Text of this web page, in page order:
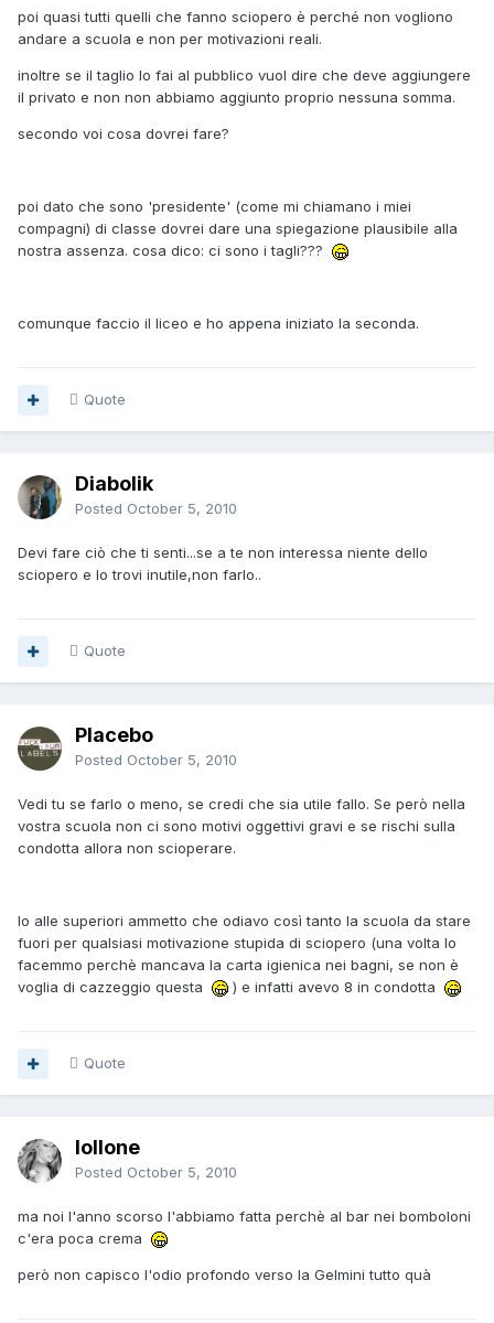
poi quasi tutti quelli che fanno sciopero è perché non vogliono
andare a scuola e non per motivazioni reali.
inoltre se il taglio lo fai al pubblico vuol dire che deve aggiungere
il privato e non non abbiamo aggiunto proprio nessuna somma.
secondo voi cosa dovrei fare?
poi dato che sono 'presidente' (come mi chiamano i miei
compagni) di classe dovrei dare una spiegazione plausibile alla
nostra assenza. cosa dico: ci sono i tagli???
comunque faccio il liceo e ho appena iniziato la seconda.
Quote
Diabolik
Posted October 5, 2010
Devi fare ciò che ti senti...se a te non interessa niente dello
sciopero e lo trovi inutile,non farlo..
Quote
Placebo
Posted October 5, 2010
Vedi tu se farlo o meno, se credi che sia utile fallo. Se però nella
vostra scuola non ci sono motivi oggettivi gravi e se rischi sulla
condotta allora non scioperare.
Io alle superiori ammetto che odiavo così tanto la scuola da stare
fuori per qualsiasi motivazione stupida di sciopero (una volta lo
facemmo perchè mancava la carta igienica nei bagni, se non è
voglia di cazzeggio questa
) e infatti avevo 8 in condotta
Quote
lollone
Posted October 5, 2010
ma noi l'anno scorso l'abbiamo fatta perchè al bar nei bomboloni
c'era poca crema
però non capisco l'odio profondo verso la Gelmini tutto quà